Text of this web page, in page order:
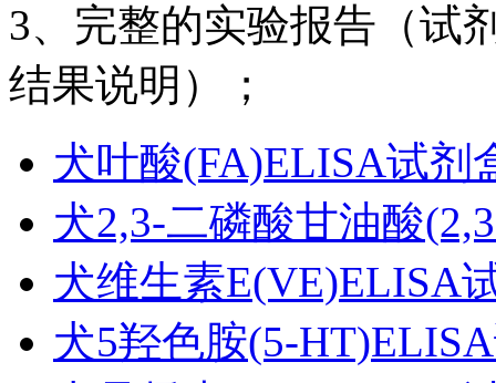
3、完整的实验报告（试
结果说明）；
犬叶酸(FA)ELISA试剂
犬2,3-二磷酸甘油酸
犬维生素E(VE)ELISA
犬5羟色胺(5-